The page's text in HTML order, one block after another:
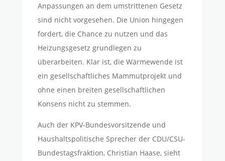
Anpassungen an dem umstrittenen Gesetz
sind nicht vorgesehen. Die Union hingegen
fordert, die Chance zu nutzen und das
Heizungsgesetz grundlegen zu
überarbeiten. Klar ist, die Wärmewende ist
ein gesellschaftliches Mammutprojekt und
ohne einen breiten gesellschaftlichen
Konsens nicht zu stemmen.
Auch der KPV-Bundesvorsitzende und
Haushaltspolitische Sprecher der CDU/CSU-
Bundestagsfraktion, Christian Haase, sieht